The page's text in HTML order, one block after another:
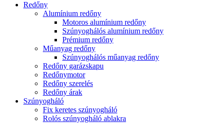
Redőny
Alumínium redőny
Motoros alumínium redőny
Szúnyoghálós alumínium redőny
Prémium redőny
Műanyag redőny
Szúnyoghálós műanyag redőny
Redőny garázskapu
Redőnymotor
Redőny szerelés
Redőny árak
Szúnyogháló
Fix keretes szúnyogháló
Rolós szúnyogháló ablakra